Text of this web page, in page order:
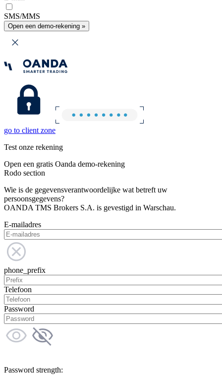
SMS/MMS
Open een demo-rekening »
go to client zone
Test onze rekening
Open een gratis Oanda demo-rekening
Rodo section
Wie is de gegevensverantwoordelijke wat betreft uw
persoonsgegevens?
OANDA TMS Brokers S.A. is gevestigd in Warschau.
E-mailadres
phone_prefix
Telefoon
Password
Password strength: